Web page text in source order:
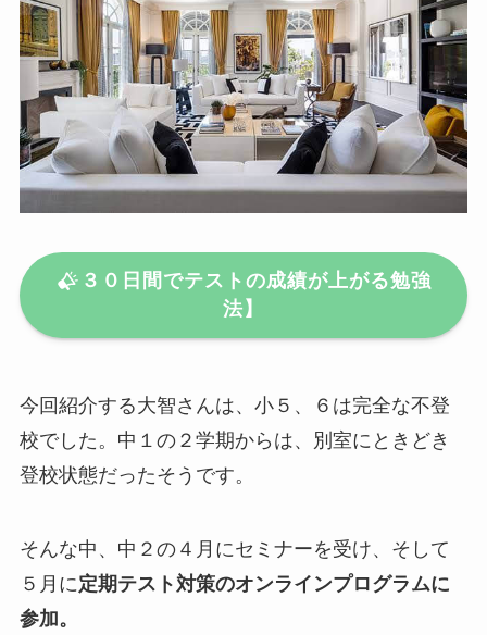
３０日間でテストの成績が上がる勉強
法】
今回紹介する大智さんは、小５、６は完全な不登
校でした。中１の２学期からは、別室にときどき
登校状態だったそうです。
そんな中、中２の４月にセミナーを受け、そして
５月に定期テスト対策のオンラインプログラムに
参加。